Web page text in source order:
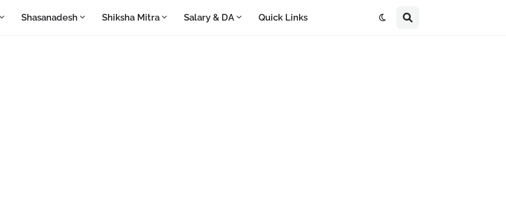
Shasanadesh Shiksha Mitra Salary & DA Quick Links